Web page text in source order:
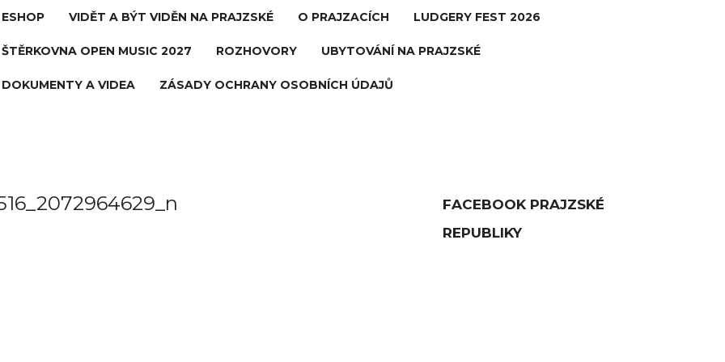
ESHOP VIDĚT A BÝT VIDĚN NA PRAJZSKÉ O PRAJZACÍCH LUDGERY FEST 2026
ŠTĚRKOVNA OPEN MUSIC 2027 ROZHOVORY UBYTOVÁNÍ NA PRAJZSKÉ
DOKUMENTY A VIDEA ZÁSADY OCHRANY OSOBNÍCH ÚDAJŮ
FACEBOOK PRAJZSKÉ
REPUBLIKY